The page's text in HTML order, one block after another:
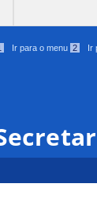
Ir para o menu 2 Ir